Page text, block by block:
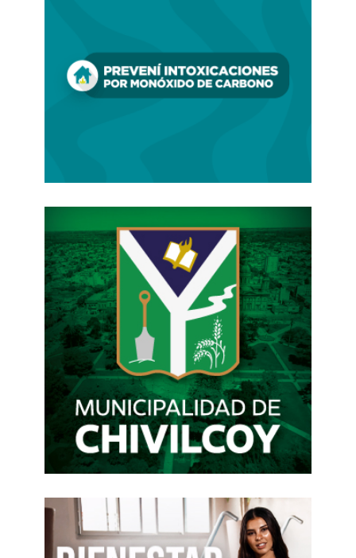
En cuanto a la tarifa, cada unidad tendrá
instalados validadores para usar el sistema
multipago y pagar con tarjetas de débito, crédito
La línea de Trambus 1 o la T1 se implementará a
fines del 2026,unirá la Ciudad de sur a norte
cruzará todas las líneas de subte. Saldrá desde el
barrio de Nueva Pompeya, desde el Centro de
Trasbordo de la Avenida Sáenz, hacia
Aeroparque. Para su funcionamiento, se
construirán 71 paradores, de los cuales 11 serán
icónicos, estarán ubicados en centros
neurálgicos, por ejemplo, en Caballito, Palermo,
Aeroparque, e incluirán espacios de guardados
de bicicletas, lockers especiales para la logística,
entre otros usos.
“La ciudadva a tener un enorme desarrollo a